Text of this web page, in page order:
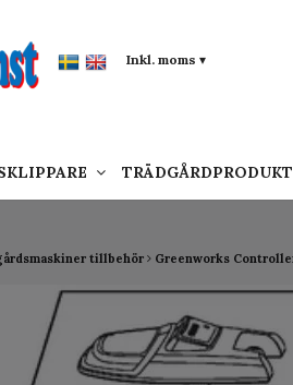
tillbehör Greenworks
Inkl. moms ▾